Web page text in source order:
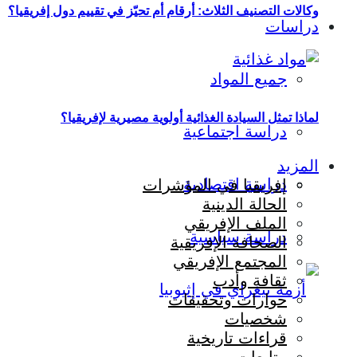
دراسات
جميع المواد
دراسة اجتماعية
دراسة اقتصادية
دراسة سياسية
وكالات التصنيف الثلاث: أرقام أم تحيّز في تقييم دول إفريقيا؟
لماذا تمثل السيادة الغذائية أولوية مصيرية لإفريقيا؟
المزيد
إفريقيا في المؤشرات
الحالة الدينية
الملف الإفريقي
الصحافة الإفريقية
المجتمع الإفريقي
ثقافة وأدب
حوارات وتحقيقات
شخصيات
قراءات تاريخية